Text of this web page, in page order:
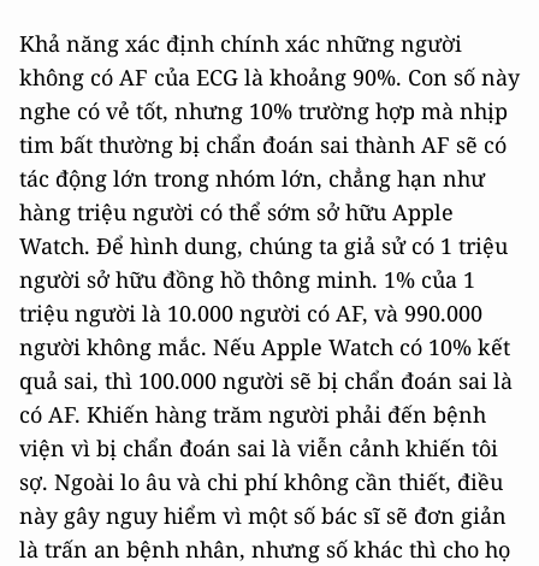
Khả năng xác định chính xác những người
không có AF của ECG là khoảng 90%. Con số này
nghe có vẻ tốt, nhưng 10% trường hợp mà nhịp
tim bất thường bị chẩn đoán sai thành AF sẽ có
tác động lớn trong nhóm lớn, chẳng hạn như
hàng triệu người có thể sớm sở hữu Apple
Watch. Để hình dung, chúng ta giả sử có 1 triệu
người sở hữu đồng hồ thông minh. 1% của 1
triệu người là 10.000 người có AF, và 990.000
người không mắc. Nếu Apple Watch có 10% kết
quả sai, thì 100.000 người sẽ bị chẩn đoán sai là
có AF. Khiến hàng trăm người phải đến bệnh
viện vì bị chẩn đoán sai là viễn cảnh khiến tôi
sợ. Ngoài lo âu và chi phí không cần thiết, điều
này gây nguy hiểm vì một số bác sĩ sẽ đơn giản
là trấn an bệnh nhân, nhưng số khác thì cho họ